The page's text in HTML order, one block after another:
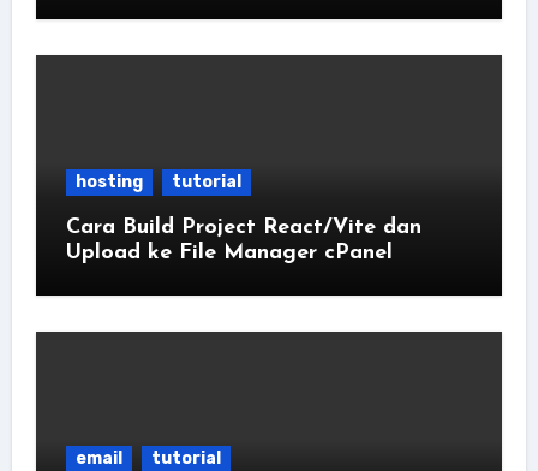
hosting tutorial
Cara Build Project React/Vite dan
Upload ke File Manager cPanel
email tutorial